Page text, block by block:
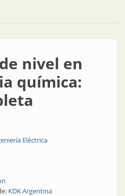
nivel en
química:
Eléctrica
KDK Argentina